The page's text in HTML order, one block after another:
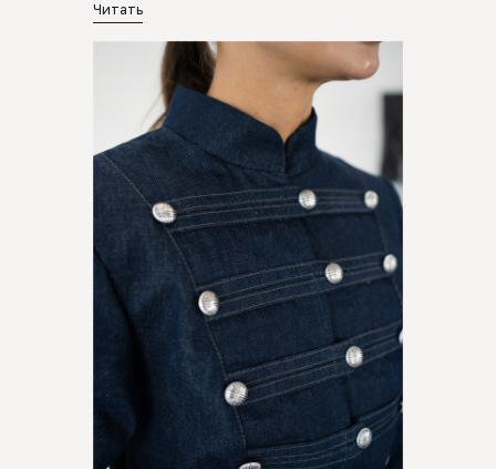
Читать